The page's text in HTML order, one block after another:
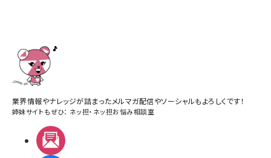
業界情報やナレッジが詰まったメルマガ配信やソーシャルもよろしくです！
姉妹サイトもぜひ： ネッ担・ ネッ担お悩み相談室